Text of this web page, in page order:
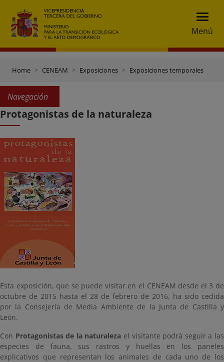
Menú
Home CENEAM Exposiciones Exposiciones temporales
Navegación
Protagonistas de la naturaleza
Esta exposición, que se puede visitar en el CENEAM desde el 3 de
octubre de 2015 hasta el 28 de febrero de 2016, ha sido cedida
por la Consejería de Media Ambiente de la Junta de Castilla y
León.
Con Protagonistas de la naturaleza el visitante podrá seguir a las
especies de fauna, sus rastros y huellas en los paneles
explicativos que representan los animales de cada uno de los